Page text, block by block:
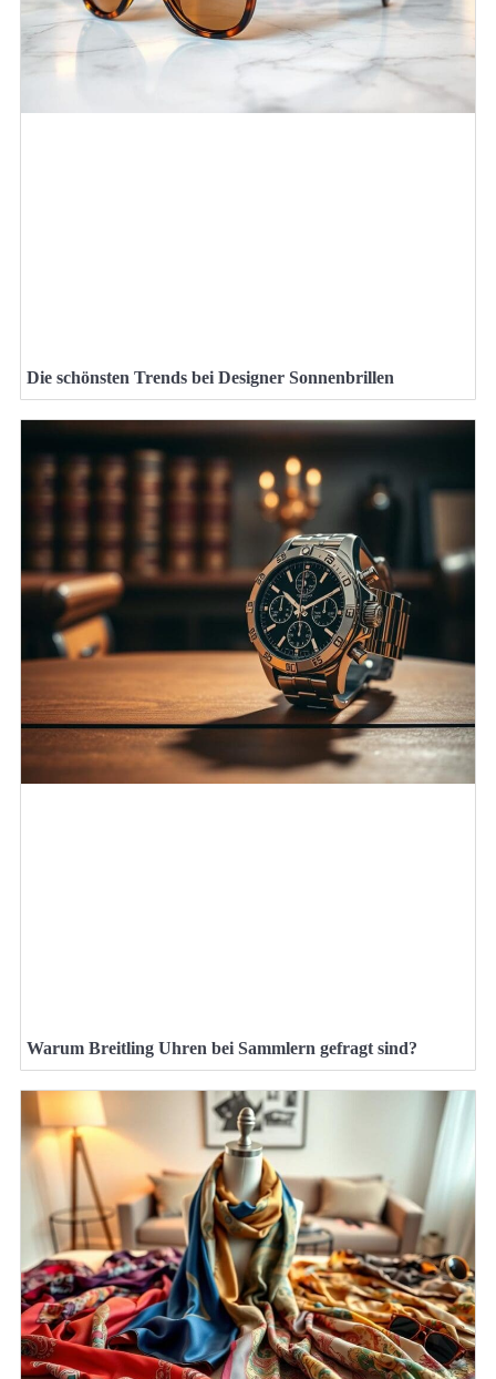
Die schönsten Trends bei Designer Sonnenbrillen
Warum Breitling Uhren bei Sammlern gefragt sind?